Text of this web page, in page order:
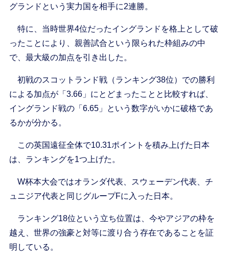
グランドという実力国を相手に2連勝。
特に、当時世界4位だったイングランドを格上として破
ったことにより、親善試合という限られた枠組みの中
で、最大級の加点を引き出した。
初戦のスコットランド戦（ランキング38位）での勝利
による加点が「3.66」にとどまったことと比較すれば、
イングランド戦の「6.65」という数字がいかに破格であ
るかが分かる。
この英国遠征全体で10.31ポイントを積み上げた日本
は、ランキングを1つ上げた。
W杯本大会ではオランダ代表、スウェーデン代表、チ
ュニジア代表と同じグループFに入った日本。
ランキング18位という立ち位置は、今やアジアの枠を
越え、世界の強豪と対等に渡り合う存在であることを証
明している。